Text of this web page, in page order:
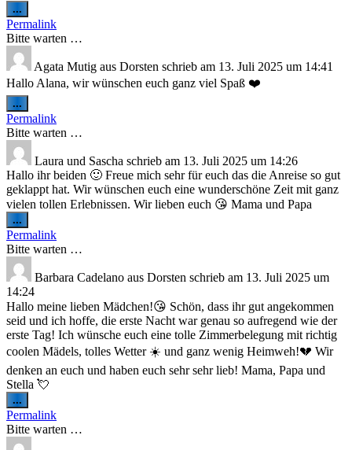
...
Metabox
ein-/ausblenden.
Permalink
Bitte warten …
Agata Mutig aus Dorsten schrieb am 13. Juli 2025 um 14:41
Hallo Alana, wir wünschen euch ganz viel Spaß ❤️
...
Metabox
ein-/ausblenden.
Permalink
Bitte warten …
Laura und Sascha schrieb am 13. Juli 2025 um 14:26
Hallo ihr beiden 🙂 Freue mich sehr für euch das die Anreise so gut
geklappt hat. Wir wünschen euch eine wunderschöne Zeit mit ganz
vielen tollen Erlebnissen. Wir lieben euch 😘 Mama und Papa
...
Metabox
ein-/ausblenden.
Permalink
Bitte warten …
Barbara Cadelano aus Dorsten schrieb am 13. Juli 2025 um
14:24
Hallo meine lieben Mädchen!😘 Schön, dass ihr gut angekommen
seid und ich hoffe, die erste Nacht war genau so aufregend wie der
erste Tag! Ich wünsche euch eine tolle Zimmerbelegung mit richtig
coolen Mädels, tolles Wetter ☀️ und ganz wenig Heimweh!💔 Wir
denken an euch und haben euch sehr sehr lieb! Mama, Papa und
Stella 💘
...
Metabox
ein-/ausblenden.
Permalink
Bitte warten …